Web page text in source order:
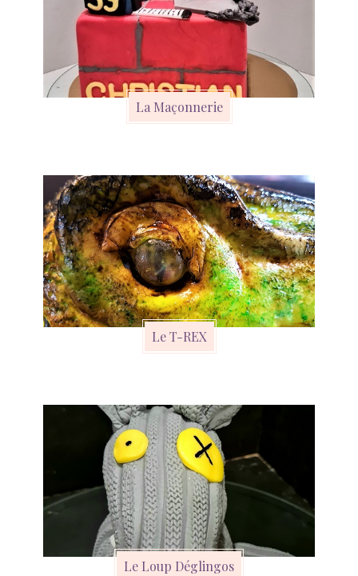
La Maçonnerie
Le T-REX
Le Loup Déglingos